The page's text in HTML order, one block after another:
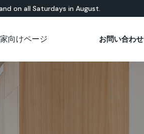
on all Saturdays in August.
グ
ついて
向けページ
ついて
お問い合わせ